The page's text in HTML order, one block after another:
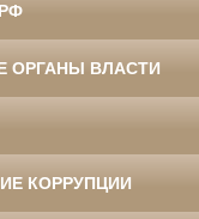
ОРГАНЫ ВЛАСТИ
КОРРУПЦИИ